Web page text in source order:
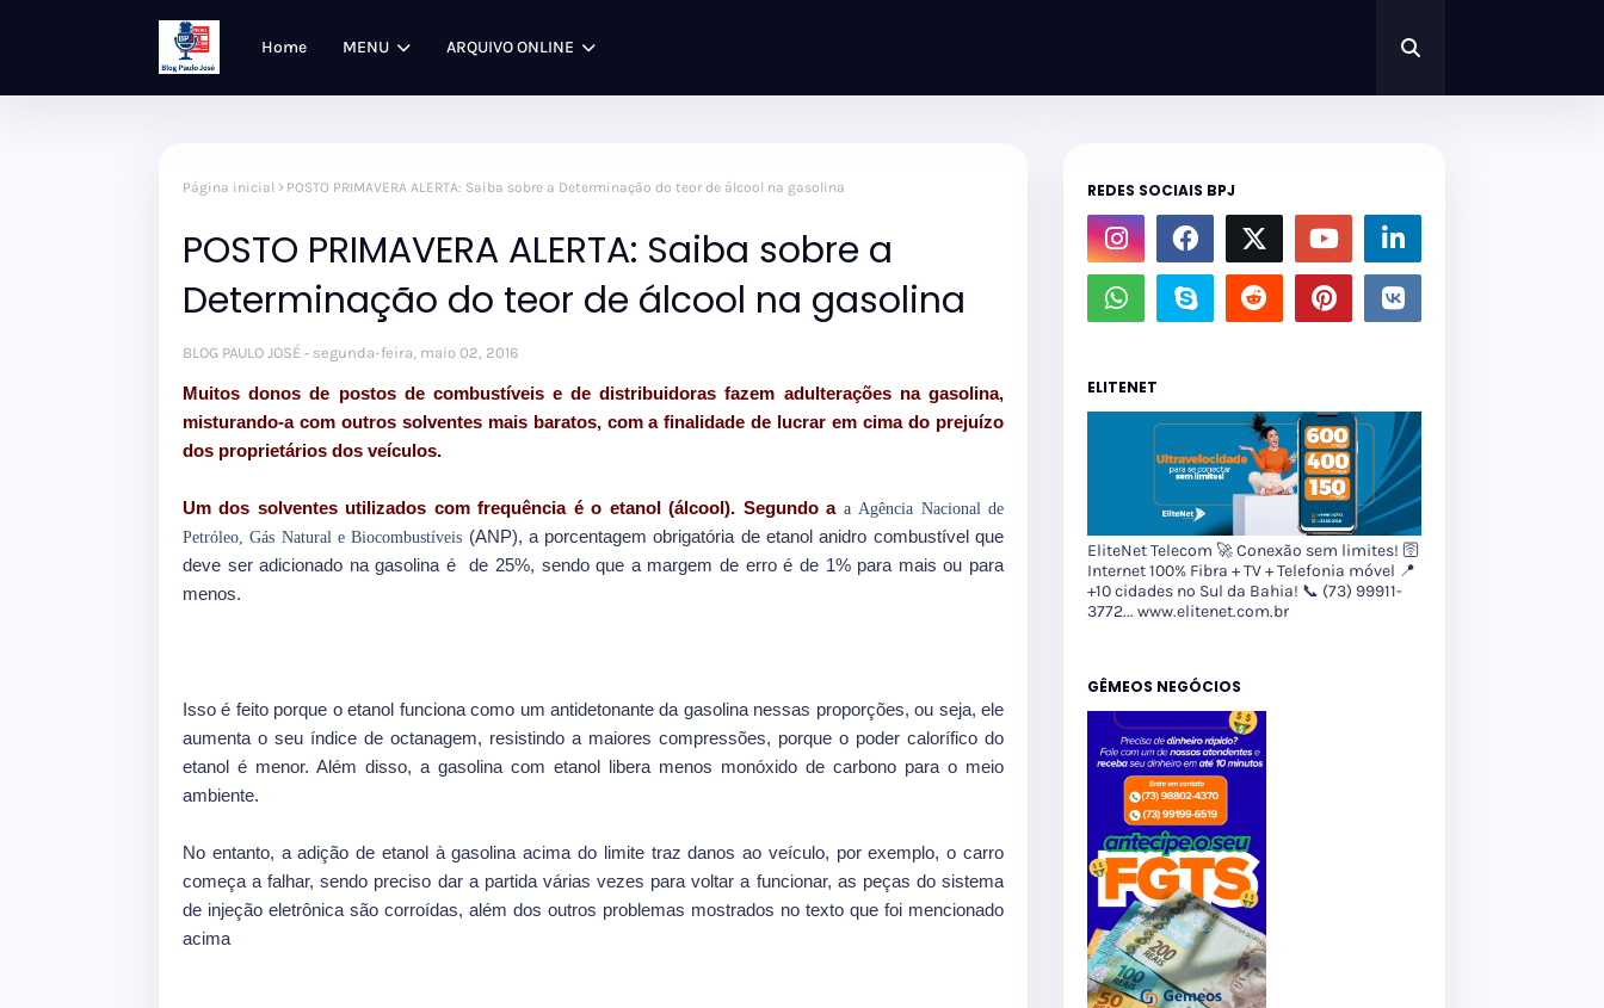
Home MENU ARQUIVO ONLINE
Página inicial POSTO PRIMAVERA ALERTA: Saiba sobre a Determinação do teor de álcool na gasolina
POSTO PRIMAVERA ALERTA: Saiba sobre a
Determinação do teor de álcool na gasolina
BLOG PAULO JOSÉ segunda-feira, maio 02, 2016
Muitos donos de postos de combustíveis e de distribuidoras fazem adulterações na gasolina,
misturando-a com outros solventes mais baratos, com a finalidade de lucrar em cima do prejuízo
dos proprietários dos veículos.
Um dos solventes utilizados com frequência é o etanol (álcool). Segundo aaAgência Nacional de
Petróleo, Gás Natural e Biocombustíveis (ANP), a porcentagem obrigatória de etanol anidro combustível que
deve ser adicionado na gasolina é de 25%, sendo que a margem de erro é de 1% para mais ou para
menos.
Isso é feito porque o etanol funciona como um antidetonante da gasolina nessas proporções, ou seja, ele
aumenta o seu índice de octanagem, resistindo a maiores compressões, porque o poder calorífico do
etanol é menor. Além disso, a gasolina com etanol libera menos monóxido de carbono para o meio
ambiente.
No entanto, a adição de etanol à gasolina acima do limite traz danos ao veículo, por exemplo, o carro
começa a falhar, sendo preciso dar a partida várias vezes para voltar a funcionar, as peças do sistema
de injeção eletrônica são corroídas, além dos outros problemas mostrados no texto que foi mencionado
acima
REDES SOCIAIS BPJ
ELITENET
EliteNet Telecom 🚀 Conexão sem limites! 🛜
Internet 100% Fibra + TV + Telefonia móvel 📍
+10 cidades no Sul da Bahia! 📞 (73) 99911-
3772... www.elitenet.com.br
GÊMEOS NEGÓCIOS